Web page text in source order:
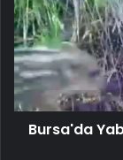
Yavruları
Fotokapana
Takıldı
Bursa'da